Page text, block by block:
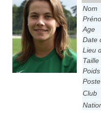
Nom
Age
Date
Lieu
Taille
Poids
Poste
Club